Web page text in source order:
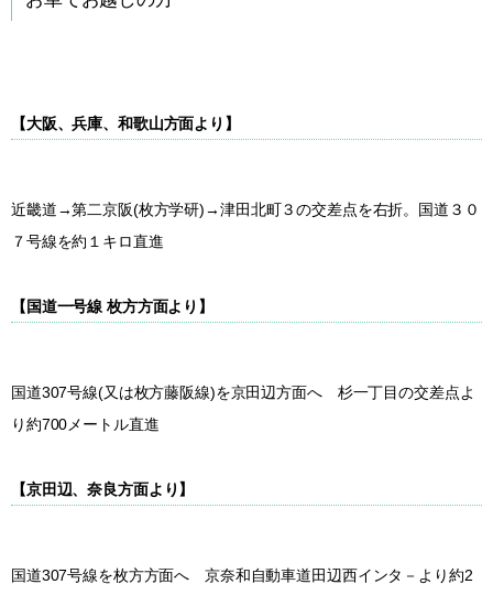
【大阪、兵庫、和歌山方面より】
近畿道→第二京阪(枚方学研)→津田北町３の交差点を右折。国道３０
７号線を約１キロ直進
【国道一号線 枚方方面より】
国道307号線(又は枚方藤阪線)を京田辺方面へ 杉一丁目の交差点よ
り約700メートル直進
【京田辺、奈良方面より】
国道307号線を枚方方面へ 京奈和自動車道田辺西インタ－ より約2